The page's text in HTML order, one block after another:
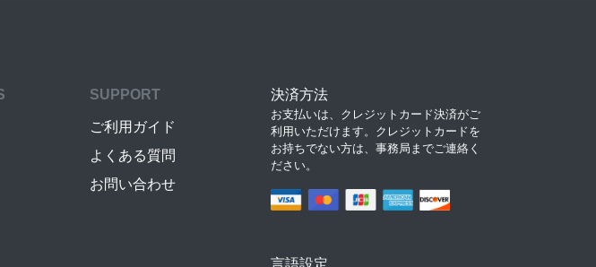
SUPPORT
ご利用ガイド
よくある質問
お問い合わせ
決済方法
お支払いは、クレジットカード決済がご
利用いただけます。クレジットカードを
お持ちでない方は、事務局までご連絡く
ださい。
言語設定